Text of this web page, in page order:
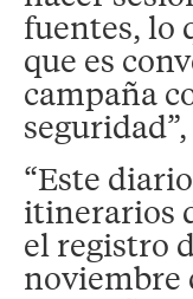
fuentes, lo
que es
campaña
“Este
itinerarios
el registro
noviembre